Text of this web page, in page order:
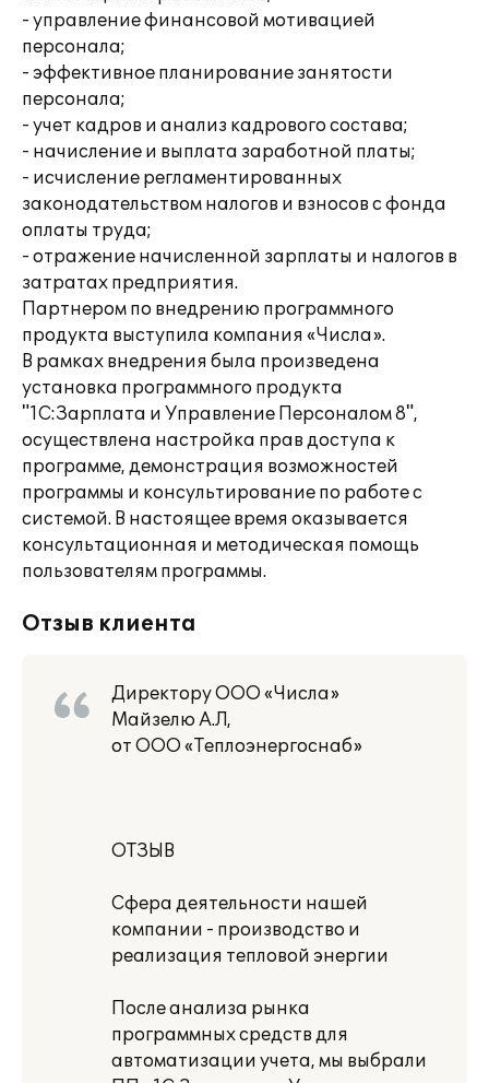
- управление финансовой мотивацией
персонала;
- эффективное планирование занятости
персонала;
- учет кадров и анализ кадрового состава;
- начисление и выплата заработной платы;
- исчисление регламентированных
законодательством налогов и взносов с фонда
оплаты труда;
- отражение начисленной зарплаты и налогов в
затратах предприятия.
Партнером по внедрению программного
продукта выступила компания «Числа».
В рамках внедрения была произведена
установка программного продукта
"1С:Зарплата и Управление Персоналом 8",
осуществлена настройка прав доступа к
программе, демонстрация возможностей
программы и консультирование по работе с
системой. В настоящее время оказывается
консультационная и методическая помощь
пользователям программы.
Отзыв клиента
Директору ООО «Числа»
Майзелю А.Л,
от ООО «Теплоэнергоснаб»
ОТЗЫВ
Сфера деятельности нашей
компании - производство и
реализация тепловой энергии
После анализа рынка
программных средств для
автоматизации учета, мы выбрали